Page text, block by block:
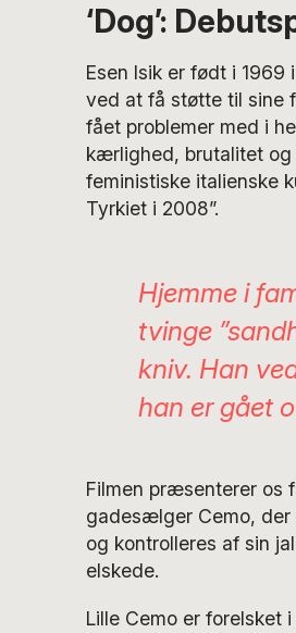
‘Dog’:
Esen Isik er født i
ved at få støtte til sine
fået problemer med i
kærlighed, brutalitet og
feministiske italienske
Tyrkiet i 2008”.
Hjemme i
tvinge
kniv. Han
han er gået
Filmen præsenterer os
gadesælger Cemo, der
og kontrolleres af sin
elskede.
Lille Cemo er forelsket